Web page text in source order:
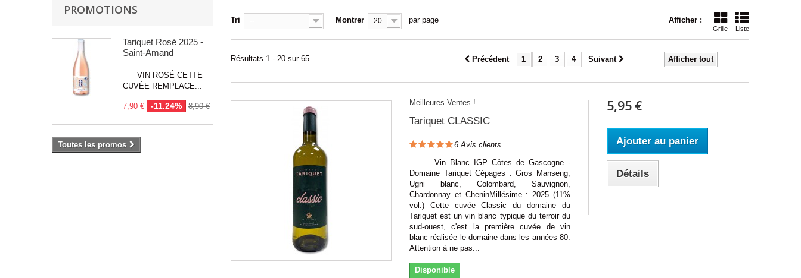
PROMOTIONS
Tariquet Rosé 2025 -
Saint-Amand
VIN ROSÉ CETTE
CUVÉE REMPLACE...
7,90 € -11.24% 8,90 €
Toutes les promos
Afficher :
Grille Liste
Tri -- Montrer 20 par page
Afficher tout
Précédent 1 2 3 4 Suivant
Résultats 1 - 20 sur 65.
Meilleures Ventes !
Tariquet CLASSIC
6Avis clients
Vin Blanc IGP Côtes de Gascogne -
Domaine Tariquet Cépages : Gros Manseng,
Ugni blanc, Colombard, Sauvignon,
Chardonnay et CheninMillésime : 2025 (11%
vol.) Cette cuvée Classic du domaine du
Tariquet est un vin blanc typique du terroir du
sud-ouest, c'est la première cuvée de vin
blanc réalisée le domaine dans les années 80.
Attention à ne pas...
Disponible
5,95 €
Ajouter au panier
Détails